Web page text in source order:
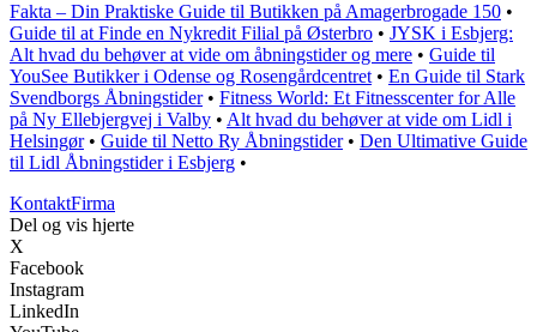
Fakta – Din Praktiske Guide til Butikken på Amagerbrogade 150 •
Guide til at Finde en Nykredit Filial på Østerbro • JYSK i Esbjerg:
Alt hvad du behøver at vide om åbningstider og mere • Guide til
YouSee Butikker i Odense og Rosengårdcentret • En Guide til Stark
Svendborgs Åbningstider• Fitness World: Et Fitnesscenter for Alle
på Ny Ellebjergvej i Valby • Alt hvad du behøver at vide om Lidl i
Helsingør• Guide til Netto Ry Åbningstider• Den Ultimative Guide
til Lidl Åbningstider i Esbjerg •
KontaktFirma
Del og vis hjerte
X
Facebook
Instagram
LinkedIn